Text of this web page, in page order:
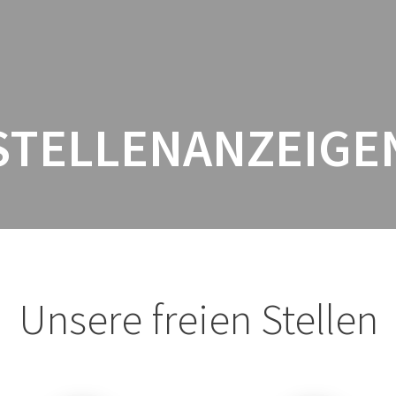
Unsere freien Stellen